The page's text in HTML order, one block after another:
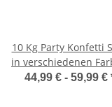
10 Kg Party Konfetti
in verschiedenen
44,99 € - 59,99 €